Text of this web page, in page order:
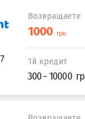
Возвращаете
1й кредит
300 - 10000